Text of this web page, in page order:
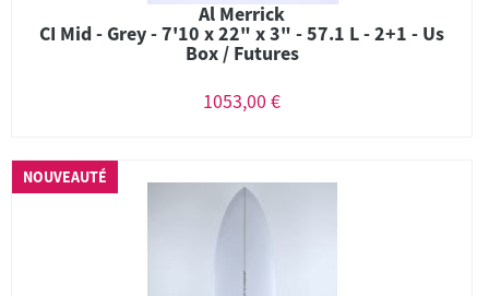
Al Merrick
CI Mid - Grey - 7'10 x 22" x 3" - 57.1 L - 2+1 - Us
Box / Futures
1053,00 €
NOUVEAUTÉ